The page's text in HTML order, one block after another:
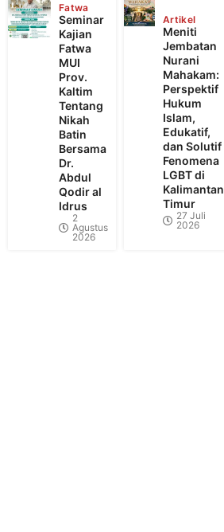
Fatwa
Seminar
Kajian
Fatwa
MUI
Prov.
Kaltim
Tentang
Nikah
Batin
Bersama
Dr.
Abdul
Qodir al
Idrus
2
Agustus
2026
Artikel
Meniti
Jembatan
Nurani
Mahakam:
Perspektif
Hukum
Islam,
Edukatif,
dan Solutif
Fenomena
LGBT di
Kalimantan
Timur
27 Juli
2026